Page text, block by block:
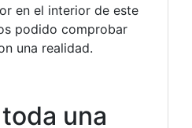
en el interior de este
podido comprobar
una realidad.
una